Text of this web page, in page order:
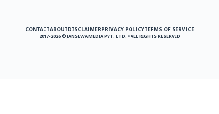
CONTACTABOUTDISCLAIMERPRIVACY POLICYTERMS OF SERVICE
2017-2026 © JANSEWA MEDIA PVT. LTD. • ALL RIGHTS RESERVED